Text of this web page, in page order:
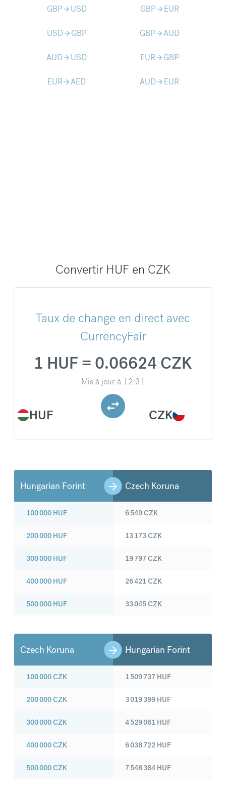
GBParrow_forward USD GBParrow_forward EUR
USDarrow_forward GBP GBParrow_forwardAUD
AUDarrow_forward USD EURarrow_forward GBP
EURarrow_forwardAED AUDarrow_forward EUR
Convertir HUF en CZK
Taux de change en direct avec
CurrencyFair
HUF
1 HUF = 0.06624 CZK
Mis à jour à 12:31
CZK
Hungarian Forint Czech Koruna
100 000 HUF
200 000 HUF
300 000 HUF
400 000 HUF
500 000 HUF
6 549CZK
13 173CZK
19 797CZK
26 421CZK
33 045CZK
Czech Koruna Hungarian Forint
100 000CZK
200 000CZK
300 000CZK
400 000CZK
500 000CZK
1 509 737 HUF
3 019 399 HUF
4 529 061 HUF
6 038 722 HUF
7 548 384 HUF